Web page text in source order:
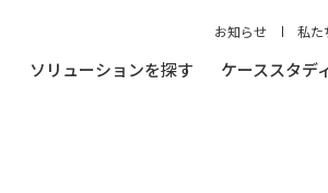
ソリューションを探す ケーススタデ
お知らせ 私た